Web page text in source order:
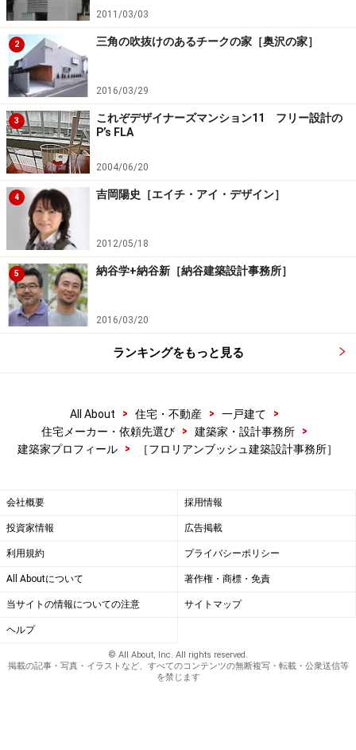
2011/03/03
2 三角の吹抜けのあるチークの家［奥沢の家］
2016/03/29
3
これぞデザイナーズマンション11 フリー設計の
P’s FLA
2004/06/20
4 吉岡陽史［エイチ・アイ・デザイン］
2012/05/18
5 納谷学+納谷新［納谷建築設計事務所］
2016/03/20
ランキングをもっと見る
All About > 住宅・不動産 > 一戸建て
>
住宅メーカー・依頼先選び
> 建築家・設計事務所
>
建築家プロフィール
> ［フロリアンブッシュ建築設計事務所］
会社概要 採用情報
投資家情報 広告掲載
利用規約 プライバシーポリシー
All Aboutについて 著作権・商標・免責
当サイトの情報についての注意 サイトマップ
ヘルプ
© All About, Inc. All rights reserved.
掲載の記事・写真・イラストなど、すべてのコンテンツの無断複写・転載・公衆送信等
を禁じます